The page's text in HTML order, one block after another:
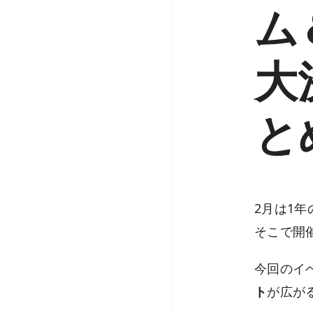
ム
大
と
2月は1年
そこで開
今回のイ
トが広が